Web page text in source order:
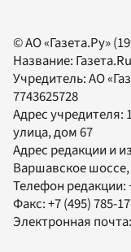
© АО «Газета.Ру»
Название: Газета.Ru
Учредитель:АО
7743625728
Адрес учредителя:
улица, дом 67
Адрес редакции и
Варшавское шоссе,
Телефон редакции:
Факс:+7 (495) 785-
Электронная почта: